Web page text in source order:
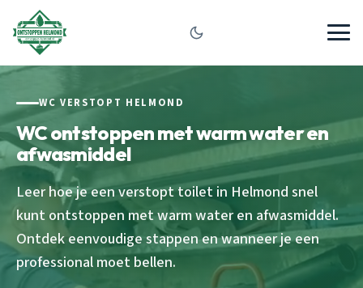
WC VERSTOPT HELMOND
WC ontstoppen met warm water en
afwasmiddel
Leer hoe je een verstopt toilet in Helmond snel
kunt ontstoppen met warm water en afwasmiddel.
Ontdek eenvoudige stappen en wanneer je een
professional moet bellen.